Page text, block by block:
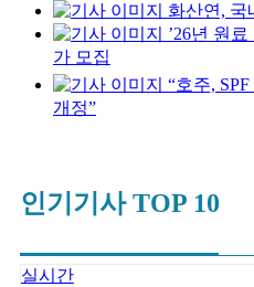
화산연, 국
’26년 원
가 모집
“호주,
개정”
인기기사 TOP 10
실시간